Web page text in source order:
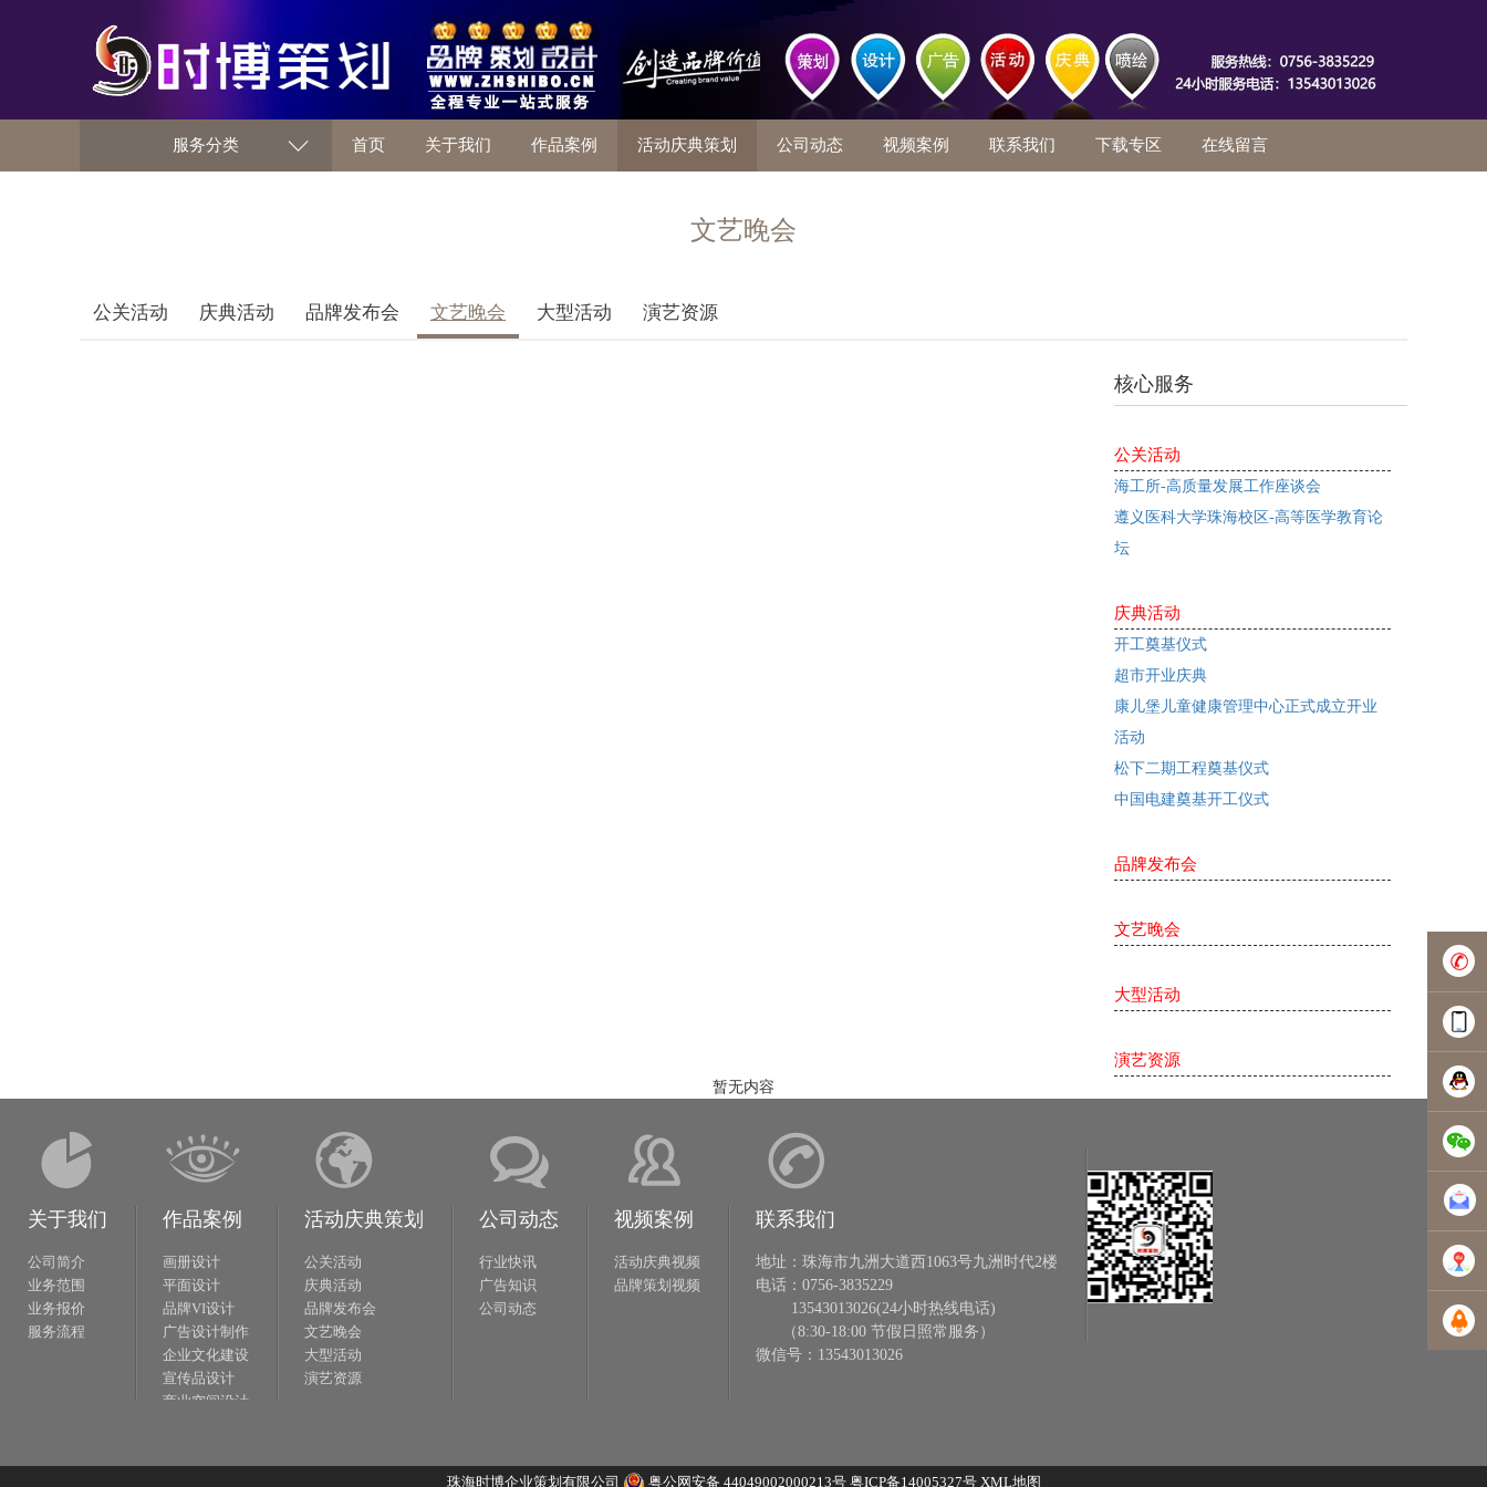
服务分类 首页 关于我们 作品案例 活动庆典策划 公司动态 视频案例 联系我们 下载专区 在线留言
文艺晚会
公关活动 庆典活动 品牌发布会 文艺晚会 大型活动 演艺资源
核心服务
公关活动
海工所-高质量发展工作座谈会
遵义医科大学珠海校区-高等医学教育论
坛
庆典活动
开工奠基仪式
超市开业庆典
康儿堡儿童健康管理中心正式成立开业
活动
松下二期工程奠基仪式
中国电建奠基开工仪式
品牌发布会
文艺晚会
大型活动
演艺资源
暂无内容
关于我们
公司简介
业务范围
业务报价
服务流程
作品案例
画册设计
平面设计
品牌VI设计
广告设计制作
企业文化建设
宣传品设计
商业空间设计
活动庆典策划
公关活动
庆典活动
品牌发布会
文艺晚会
大型活动
演艺资源
公司动态
行业快讯
广告知识
公司动态
视频案例
活动庆典视频
品牌策划视频
联系我们
地址：珠海市九洲大道西1063号九洲时代2楼
电话：0756-3835229
13543013026(24小时热线电话)
（8:30-18:00 节假日照常服务）
微信号：13543013026
珠海时博企业策划有限公司 粤公网安备 44049002000213号 粤ICP备14005327号 XML地图
0756-
3835229
地图导